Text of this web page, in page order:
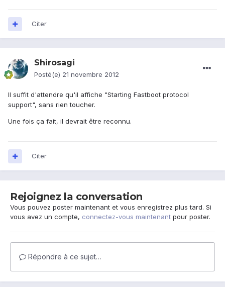
Citer
Shirosagi
Posté(e) 21 novembre 2012
Il suffit d'attendre qu'il affiche "Starting Fastboot protocol
support", sans rien toucher.
Une fois ça fait, il devrait être reconnu.
Citer
Rejoignez la conversation
Vous pouvez poster maintenant et vous enregistrez plus tard. Si
vous avez un compte, connectez-vous maintenant pour poster.
Répondre à ce sujet…